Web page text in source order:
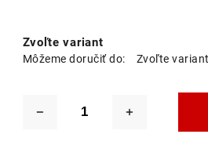
Zvoľte variant
Môžeme doručiť do: Zvoľte variant